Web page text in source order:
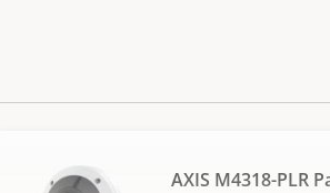
AXIS M4318-PLR